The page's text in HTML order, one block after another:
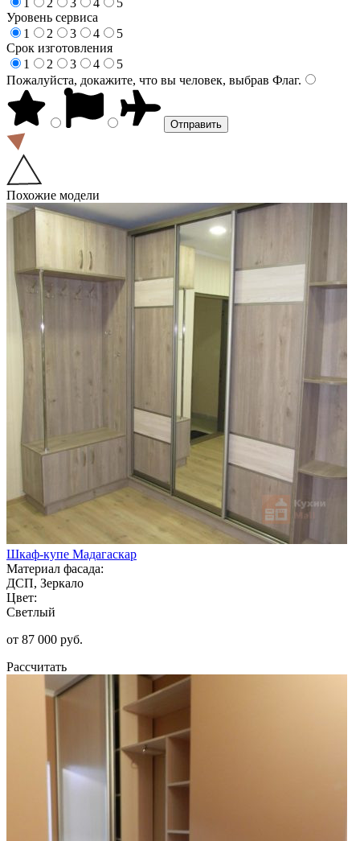
Уровень сервиса
1
2 3 4
5
Срок изготовления
1
2 3 4
5
Пожалуйста, докажите, что вы человек, выбрав Флаг.
Похожие модели
Шкаф-купе Мадагаскар
Материал фасада:
ДСП, Зеркало
Цвет:
Светлый
от 87 000 руб.
Рассчитать